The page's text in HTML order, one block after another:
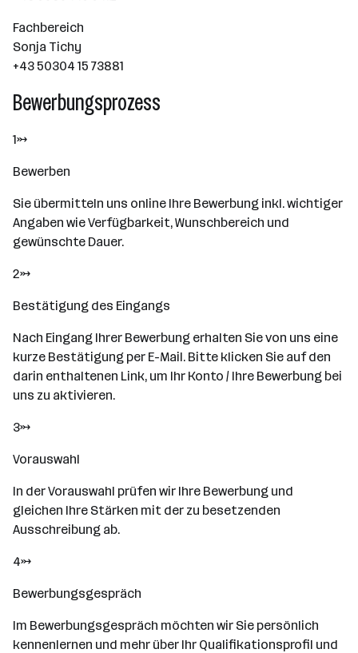
Fachbereich
Sonja Tichy
+43 50304 15 73881
Bewerbungsprozess
1→
Bewerben
Sie übermitteln uns online Ihre Bewerbung inkl. wichtiger
Angaben wie Verfügbarkeit, Wunschbereich und
gewünschte Dauer.
2→
Bestätigung des Eingangs
Nach Eingang Ihrer Bewerbung erhalten Sie von uns eine
kurze Bestätigung per E-Mail. Bitte klicken Sie auf den
darin enthaltenen Link, um Ihr Konto / Ihre Bewerbung bei
uns zu aktivieren.
3→
Vorauswahl
In der Vorauswahl prüfen wir Ihre Bewerbung und
gleichen Ihre Stärken mit der zu besetzenden
Ausschreibung ab.
4→
Bewerbungsgespräch
Im Bewerbungsgespräch möchten wir Sie persönlich
kennenlernen und mehr über Ihr Qualifikationsprofil und